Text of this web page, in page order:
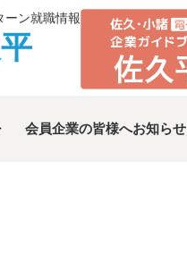
ーン就職情報
会員企業の皆様へお知らせ